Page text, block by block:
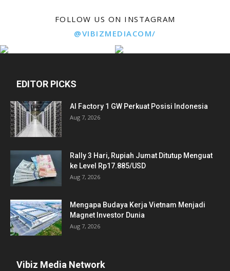
FOLLOW US ON INSTAGRAM
@VIBIZMEDIACOM/
EDITOR PICKS
AI Factory 1 GW Perkuat Posisi Indonesia
Aug 7, 2026
Rally 3 Hari, Rupiah Jumat Ditutup Menguat
ke Level Rp17.885/USD
Aug 7, 2026
Mengapa Budaya Kerja Vietnam Menjadi
Magnet Investor Dunia
Aug 7, 2026
Vibiz Media Network